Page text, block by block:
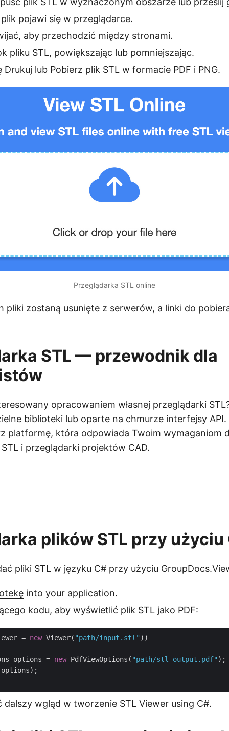
plik pojawi się w przeglądarce.
aby przechodzić między stronami.
pliku STL, powiększając lub pomniejszając.
Drukuj lub Pobierz plik STL w formacie PDF i PNG.
Przeglądarka STL online
pliki zostaną usunięte z serwerów, a linki do
STL — przewodnik dla
opracowaniem własnej przeglądarki
biblioteki lub oparte na chmurze interfejsy API.
platformę, która odpowiada Twoim wymaganiom
i przeglądarki projektów CAD.
plików STL przy użyciu
pliki STL w języku C# przy użyciu
into your application.
kodu, aby wyświetlić plik STL jako PDF:
= new Viewer( "path/input.stl" ))
options =
new PdfViewOptions( "path/stl-output.pdf" );
dalszy wgląd w tworzenie STL Viewer using C#.